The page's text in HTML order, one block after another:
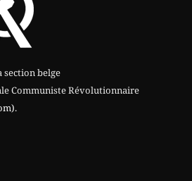
section belge
Communiste Révolutionnaire
.